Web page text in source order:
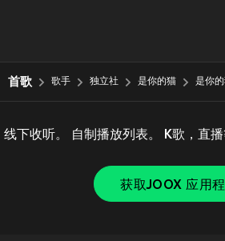
首歌 歌手 独立社 是你的猫 是你
线下收听。 自制播放列表。 K歌，直播
获取JOOX 应用